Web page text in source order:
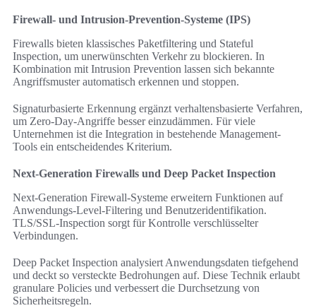
Firewall- und Intrusion-Prevention-Systeme (IPS)
Firewalls bieten klassisches Paketfiltering und Stateful
Inspection, um unerwünschten Verkehr zu blockieren. In
Kombination mit Intrusion Prevention lassen sich bekannte
Angriffsmuster automatisch erkennen und stoppen.
Signaturbasierte Erkennung ergänzt verhaltensbasierte Verfahren,
um Zero-Day-Angriffe besser einzudämmen. Für viele
Unternehmen ist die Integration in bestehende Management-
Tools ein entscheidendes Kriterium.
Next-Generation Firewalls und Deep Packet Inspection
Next-Generation Firewall-Systeme erweitern Funktionen auf
Anwendungs-Level-Filtering und Benutzeridentifikation.
TLS/SSL-Inspection sorgt für Kontrolle verschlüsselter
Verbindungen.
Deep Packet Inspection analysiert Anwendungsdaten tiefgehend
und deckt so versteckte Bedrohungen auf. Diese Technik erlaubt
granulare Policies und verbessert die Durchsetzung von
Sicherheitsregeln.